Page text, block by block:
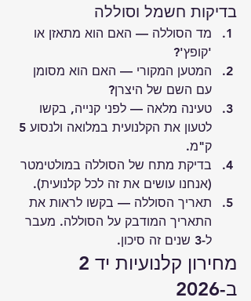
בדיקות חשמל וסוללה
מד הסוללה — האם הוא מתאזן או
'קופץ'?
המטען המקורי — האם הוא מסומן
עם השם של היצרן?
טעינה מלאה — לפני קנייה, בקשו
ק"מ.
בדיקת מתח של הסוללה במולטימטר
(אנחנו עושים את זה לכל קלנועית).
תאריך הסוללה — בקשו לראות את
התאריך המודבק על הסוללה. מעבר
ל-3 שנים זה סיכון.
ב-2026